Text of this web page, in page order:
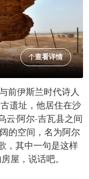
查看详情
前伊斯兰时代诗人
遗址，他居住在沙
·阿尔-吉瓦县之间
的空间，名为阿尔
，其中一句是这样
屋，说话吧。